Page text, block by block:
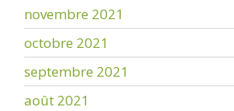
novembre 2021
octobre 2021
septembre 2021
août 2021